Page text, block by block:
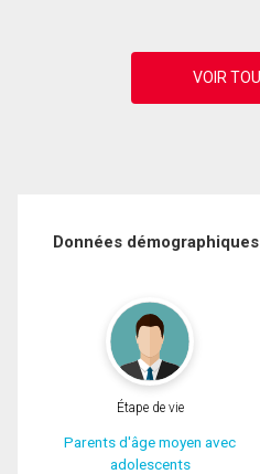
Données démographiques
Étape de vie
Parents d'âge moyen avec
adolescents